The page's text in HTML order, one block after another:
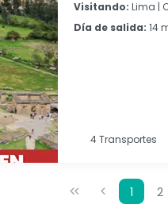
Visitando: Lima |
Día de salida: 14
4Transportes
1 2